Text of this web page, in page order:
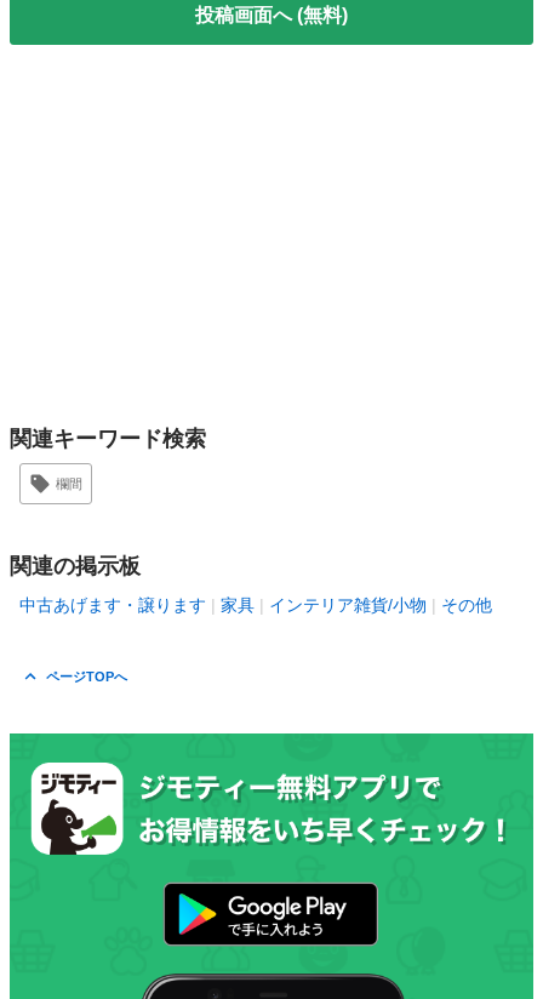
投稿画面へ (無料)
関連キーワード検索
欄間
関連の掲示板
中古あげます・譲ります 家具 インテリア雑貨/小物 その他
ページTOPへ